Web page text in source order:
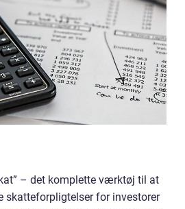
– det komplette værktøj til at
skatteforpligtelser for investorer